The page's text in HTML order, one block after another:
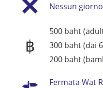
Nessun
฿
500 baht
300 baht (dai
200 baht
Fermata Wat